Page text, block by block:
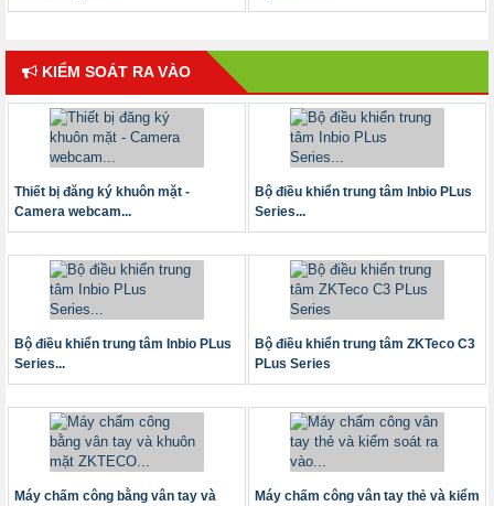
KIỂM SOÁT RA VÀO
Thiết bị đăng ký khuôn mặt -
Camera webcam...
Bộ điều khiển trung tâm Inbio PLus
Series...
Bộ điều khiển trung tâm Inbio PLus
Series...
Bộ điều khiển trung tâm ZKTeco C3
PLus Series
Máy chấm công bằng vân tay và
Máy chấm công vân tay thẻ và kiểm